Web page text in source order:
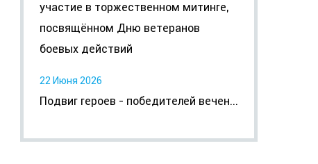
участие в торжественном митинге,
посвящённом Дню ветеранов
боевых действий
22 Июня 2026
Подвиг героев - победителей вечен...